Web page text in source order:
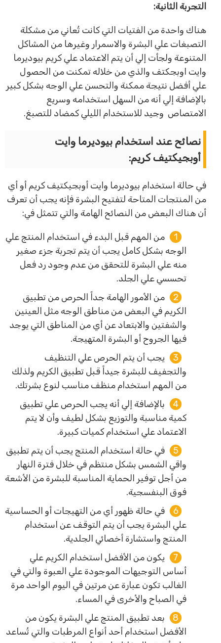
التجربة الثانية:
هناك واحدة من الفتيات التي كانت تُعاني من مشكلة
التصبغات علي البشرة والاسمرار وغيرها من المشاكل
المتنوعة ولجأت إلي أن يتم الاعتماد علي كريم بيوديرما
وايت اوبجكتف والذي من خلاله تمكنت من الحصول
علي أفضل نتيجة ممكنة والتحسن علي الوجه بشكل كبير
بالإضافة إلي أنه من السهل استخدامه وسريع
الامتصاص وجيد للاستخدام الليلي كمضاد للتصبغ.
نصائح عند استخدام بيوديرما وايت
أوبجيكتيف كريم:
في حالة استخدام بيوديرما وايت أوبجيكتيف كريم أو أي
من المنتجات المتاحة لتفتيح البشرة فإنه يجب أن تعرف
أن هناك البعض من النصائح الهامة والتي تتمثل في:
من المهم قبل البدء في استخدام المنتج علي
الوجه بشكل كامل يجب أن يتم تجربة جزء صغير
منه علي البشرة للتحقق من عدم وجود رد فعل
تحسسي علي الجلد.
من الأمور الهامة جداً الحرص من تطبيق
الكريم في البعض من مناطق الوجه مثل العينين
والشفتين والابتعاد عن أي من المناطق التي يوجد
فيها الجروح أو البشرة المتهيجة.
يجب أن يتم الحرص علي التنظيف
والتجفيف للبشرة جيداً قبل تطبيق الكريم ولذلك
من المهم استخدام منظف مناسب لنوع بشرتك.
بالإضافة إلي أنه يجب الحرص علي تطبيق
كمية مناسبة والتوزيع بشكل لطيف وأن لا يتم
الاعتماد علي استخدام كميات كبيرة.
في حالة استخدام المنتج يجب أن يتم تطبيق
واقي الشمس بشكل منتظم في خلال فترة النهار
من أجل توفير الحماية المناسبة للبشرة من الأشعة
فوق البنفسجية.
في حالة ظهور أي من التهيجات أو الحساسية
علي البشرة يجب أن يتم التوقف عن استخدام
المنتج واستشارة أخصائي الجلدية.
يكون من الأفضل استخدام الكريم علي
أساس التوجيهات الموجودة علي العبوة والتي في
الغالب تكون عبارة عن مرتين في اليوم الواحد مرة
في الصباح والأخرى في المساء.
بعد تطبيق المنتج علي البشرة يكون من
الأفضل استخدام أحد أنواع المرطبات والتي تُساعد